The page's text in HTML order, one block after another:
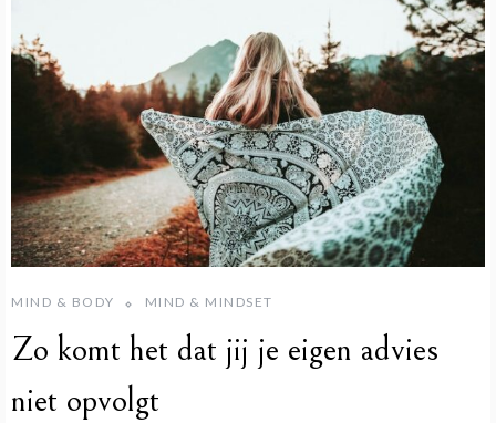
MIND & BODY MIND & MINDSET
Zo komt het dat jij je eigen advies
niet opvolgt